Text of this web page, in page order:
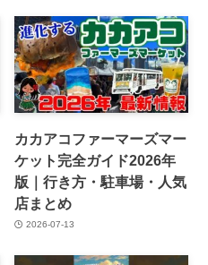
カカアコファーマーズマー
ケット完全ガイド2026年
版｜行き方・駐車場・人気
店まとめ
2026-07-13